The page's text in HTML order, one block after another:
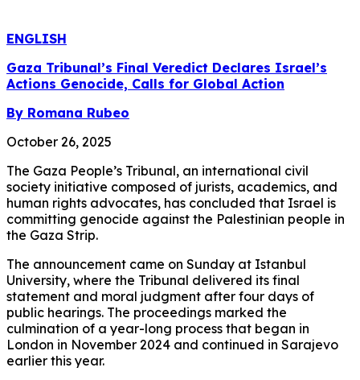
ENGLISH
Gaza Tribunal’s Final Veredict Declares Israel’s
Actions Genocide, Calls for Global Action
By Romana Rubeo
October 26, 2025
The Gaza People’s Tribunal, an international civil
society initiative composed of jurists, academics, and
human rights advocates, has concluded that Israel is
committing genocide against the Palestinian people in
the Gaza Strip.
The announcement came on Sunday at Istanbul
University, where the Tribunal delivered its final
statement and moral judgment after four days of
public hearings. The proceedings marked the
culmination of a year-long process that began in
London in November 2024 and continued in Sarajevo
earlier this year.